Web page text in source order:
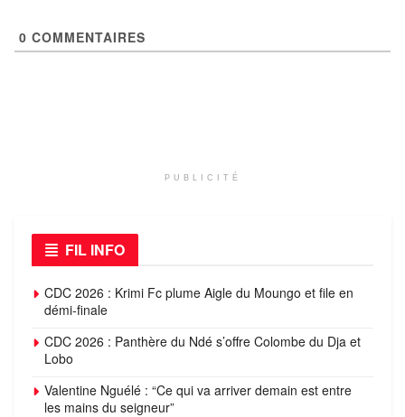
0 COMMENTAIRES
PUBLICITÉ
FIL INFO
CDC 2026 : Krimi Fc plume Aigle du Moungo et file en
démi-finale
CDC 2026 : Panthère du Ndé s’offre Colombe du Dja et
Lobo
Valentine Nguélé : “Ce qui va arriver demain est entre
les mains du seigneur”